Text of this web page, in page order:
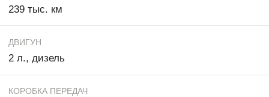
239 тыс. км
ДВИГУН
2 л., дизель
КОРОБКА ПЕРЕДАЧ